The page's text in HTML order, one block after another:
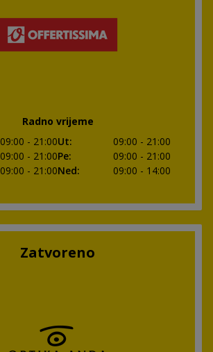
Radno vrijeme
09:00 - 21:00Ut: 09:00 - 21:00
09:00 - 21:00Pe: 09:00 - 21:00
09:00 - 21:00Ned: 09:00 - 14:00
Zatvoreno